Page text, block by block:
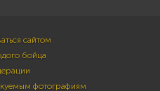
сайтом
бойца
фотографиям